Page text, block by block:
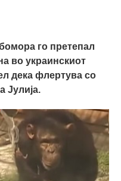
го претепал
во украинскиот
дека флертува со
Јулија.